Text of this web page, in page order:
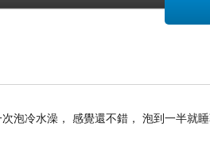
泡冷水澡， 感覺還不錯， 泡到一半就